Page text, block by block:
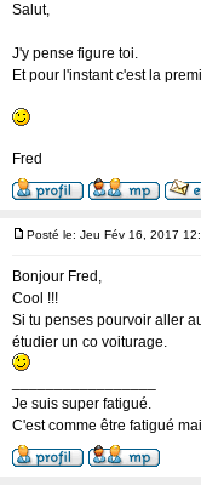
Salut,
J'y pense figure toi.
Et pour l'instant c'est la
Fred
Posté le: Jeu Fév 16, 2017
Bonjour Fred,
Cool !!!
Si tu penses pourvoir aller
étudier un co voiturage.
Je suis super fatigué.
C'est comme être fatigué